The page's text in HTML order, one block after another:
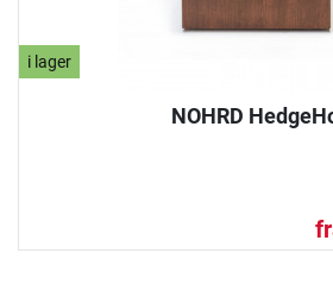
i lager
NOHRD